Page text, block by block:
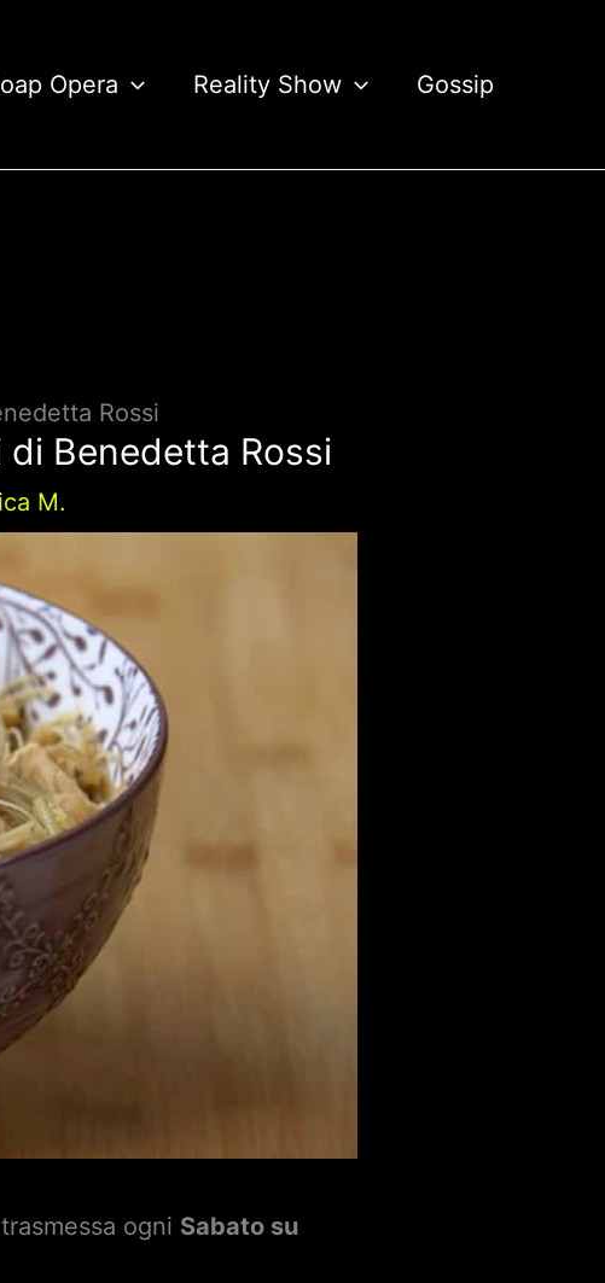
Opera Reality Show Gossip
Rossi
Benedetta Rossi
M.
trasmessa ogni Sabato su